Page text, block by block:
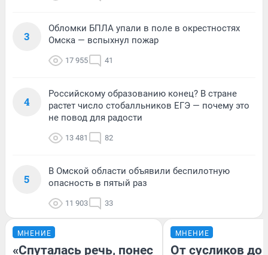
3
Обломки БПЛА упали в поле в окрестностях
Омска — вспыхнул пожар
17 955 41
4
Российскому образованию конец? В стране
растет число стобалльников ЕГЭ — почему это
не повод для радости
13 481 82
5
В Омской области объявили беспилотную
опасность в пятый раз
11 903 33
МНЕНИЕ
«Спуталась речь, понес
МНЕНИЕ
От сусликов до